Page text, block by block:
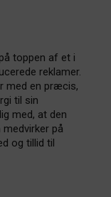
toppen af et i
reklamer.
med en præcis,
til sin
med, at den
medvirker på
og tillid til